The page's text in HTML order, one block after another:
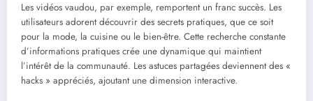
Les vidéos vaudou, par exemple, remportent un franc succès. Les
utilisateurs adorent découvrir des secrets pratiques, que ce soit
pour la mode, la cuisine ou le bien-être. Cette recherche constante
d’informations pratiques crée une dynamique qui maintient
l’intérêt de la communauté. Les astuces partagées deviennent des «
hacks » appréciés, ajoutant une dimension interactive.